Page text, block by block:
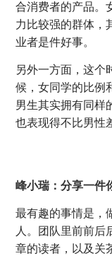
合消费者的产品。
力比较强的群体，
业者是件好事。
另外一方面，这个
候，女同学的比例
男生其实拥有同样
也表现得不比男性
峰小瑞：分享一件
最有趣的事情是，
人。团队里前前后
章的读者，以及关